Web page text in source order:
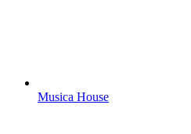
Musica House